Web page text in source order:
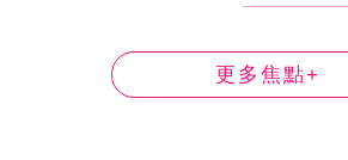
更多焦點+